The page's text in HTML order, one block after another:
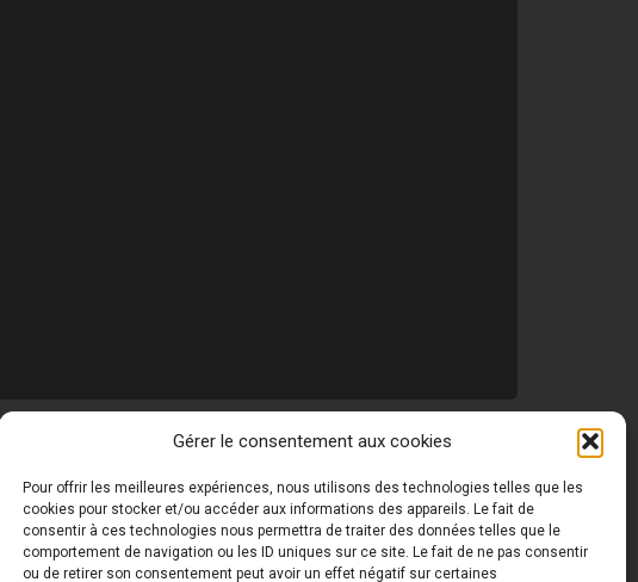
Gérer le consentement aux cookies
Pour offrir les meilleures expériences, nous utilisons des technologies telles que les
cookies pour stocker et/ou accéder aux informations des appareils. Le fait de
consentir à ces technologies nous permettra de traiter des données telles que le
comportement de navigation ou les ID uniques sur ce site. Le fait de ne pas consentir
ou de retirer son consentement peut avoir un effet négatif sur certaines
© Toutes les photos de ce site sont la propriété de